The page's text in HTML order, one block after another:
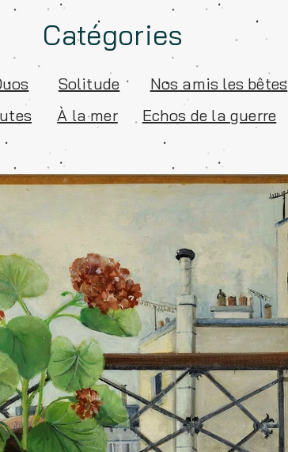
Catégories
Solitude
À la mer
Nos amis les bêtes
Echos de la guerre